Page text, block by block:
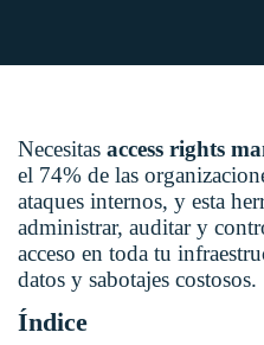
Necesitas access rights
el 74% de las
ataques internos, y esta
administrar, auditar y
acceso en toda tu
datos y sabotajes costosos.
Índice